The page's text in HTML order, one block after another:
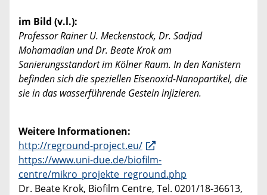
im Bild (v.l.):
Professor Rainer U. Meckenstock, Dr. Sadjad
Mohamadian und Dr. Beate Krok am
Sanierungsstandort im Kölner Raum. In den Kanistern
befinden sich die speziellen Eisenoxid-Nanopartikel, die
sie in das wasserführende Gestein injizieren.
Weitere Informationen:
http://reground-project.eu/
https://www.uni-due.de/biofilm-
centre/mikro_projekte_reground.php
Dr. Beate Krok, Biofilm Centre, Tel. 0201/18-36613,